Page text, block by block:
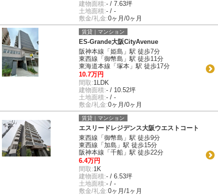
建物面積:- / 7.63坪
土地面積:- / -
敷金/礼金:0ヶ月/0ヶ月
賃貸｜マンション
ES-Grande大阪CityAvenue
阪神本線「姫島」駅 徒歩7分
東西線「御幣島」駅 徒歩11分
東海道本線「塚本」駅 徒歩17分
10.7万円
間取:1LDK
建物面積:- / 10.52坪
土地面積:- / -
敷金/礼金:0ヶ月/0ヶ月
賃貸｜マンション
エスリードレジデンス大阪ウエストコート
東西線「御幣島」駅 徒歩9分
東西線「加島」駅 徒歩15分
阪神本線「千船」駅 徒歩22分
6.4万円
間取:1K
建物面積:- / 6.53坪
土地面積:- / -
敷金/礼金:0ヶ月/1ヶ月